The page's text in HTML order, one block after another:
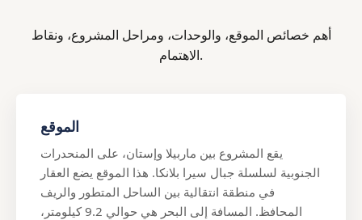
أهم خصائص الموقع، والوحدات، ومراحل المشروع، ونقاط
الاهتمام.
الموقع
يقع المشروع بين ماربيلا وإستان، على المنحدرات
الجنوبية لسلسلة جبال سيرا بلانكا. هذا الموقع يضع العقار
في منطقة انتقالية بين الساحل المتطور والريف
المحافظ. المسافة إلى البحر هي حوالي 9.2 كيلومتر،